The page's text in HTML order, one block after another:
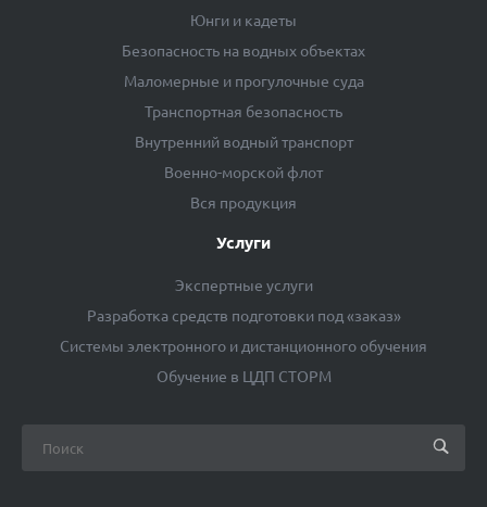
Юнги и кадеты
Безопасность на водных объектах
Маломерные и прогулочные суда
Транспортная безопасность
Внутренний водный транспорт
Военно-морской флот
Вся продукция
Услуги
Экспертные услуги
Разработка средств подготовки под «заказ»
Системы электронного и дистанционного обучения
Обучение в ЦДП СТОРМ